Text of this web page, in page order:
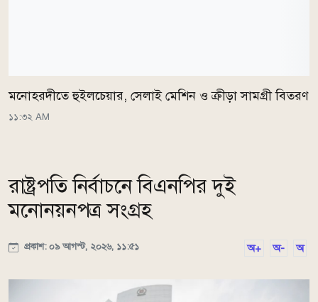
মনোহরদীতে হুইলচেয়ার, সেলাই মেশিন ও ক্রীড়া সামগ্রী বিতরণ
১১:৩২ AM
রাষ্ট্রপতি নির্বাচনে বিএনপির দুই
মনোনয়নপত্র সংগ্রহ
প্রকাশ: ০৯ আগস্ট, ২০২৬, ১১:৫১ অ+ অ- অ